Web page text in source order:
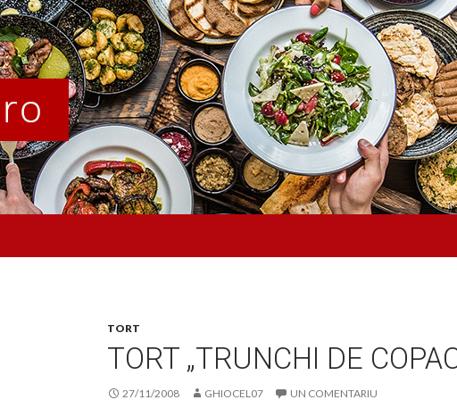
TORT
TORT „TRUNCHI DE
27/11/2008 GHIOCEL07 UN COMENTARIU